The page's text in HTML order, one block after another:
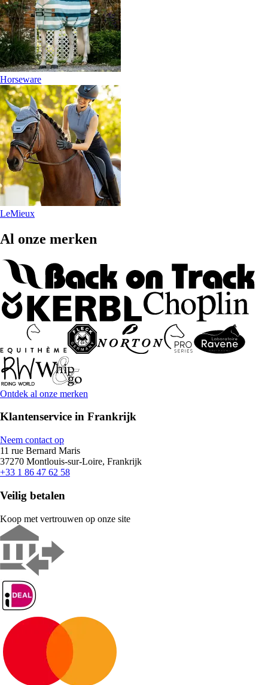
Horseware
LeMieux
Al onze merken
Ontdek al onze merken
Klantenservice in Frankrijk
Neem contact op
11 rue Bernard Maris
37270 Montlouis-sur-Loire, Frankrijk
+33 1 86 47 62 58
Veilig betalen
Koop met vertrouwen op onze site